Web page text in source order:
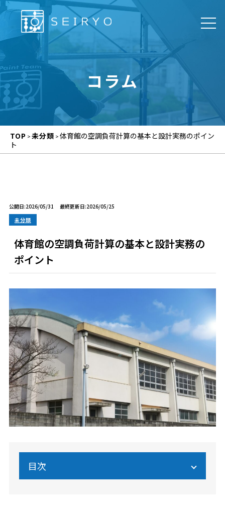
コラム
TOP > 未分類 > 体育館の空調負荷計算の基本と設計実務のポイン
ト
公開日:2026/05/31
最終更新日:2026/05/25
未分類
体育館の空調負荷計算の基本と設計実務の
ポイント
目次